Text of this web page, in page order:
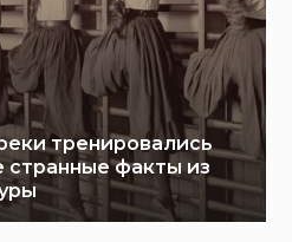
тренировались
странные факты из